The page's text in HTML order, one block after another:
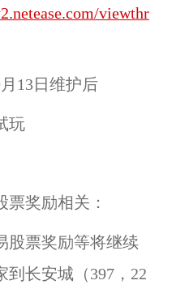
viewthr
13日维护后
玩
奖励相关：
股票奖励等将继续
到 长安城 （397，22